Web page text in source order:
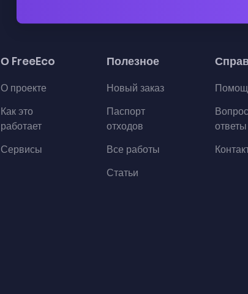
О FreeEco
О проекте
Как это
работает
Сервисы
Полезное
Новый заказ
Паспорт
отходов
Все работы
Статьи
ответы